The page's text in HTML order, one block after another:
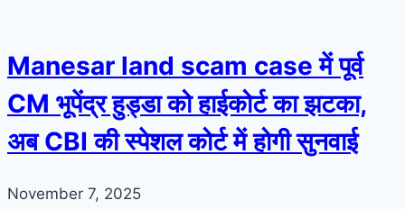
Manesar land scam case में पूर्व
CM भूपेंद्र हुड्डा को हाईकोर्ट का झटका,
अब CBI की स्पेशल कोर्ट में होगी सुनवाई
November 7, 2025